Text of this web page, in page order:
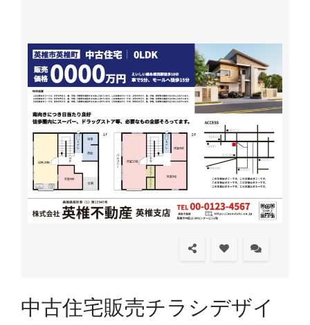
中古住宅販売チラシデザイ